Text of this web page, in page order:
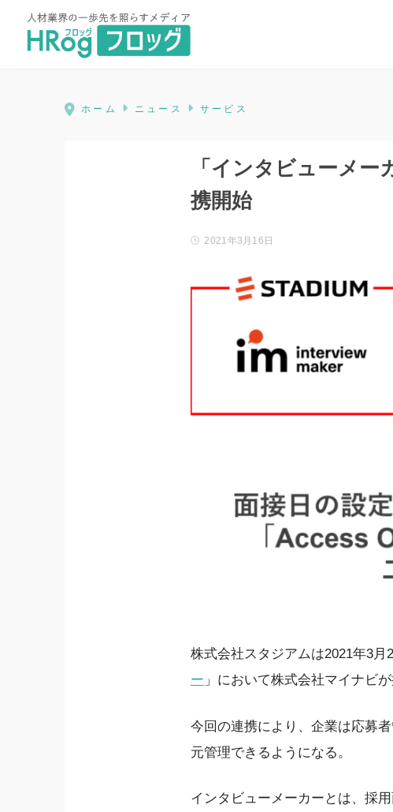
HRog | 人材業界の一歩先を照らすメデ
ホーム ニュース サービス
「インタビューメ
携開始
2021年3月16日
株式会社スタジアムは2021年3月
ー 」において株式会社マイナビ
今回の連携により、企業は応募
元管理できるようになる。
インタビューメーカーとは、採